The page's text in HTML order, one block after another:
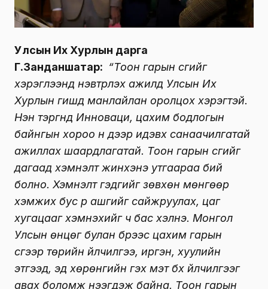
Улсын Их Хурлын дарга
Г.Занданшатар: “Тоон гарын үсгийг
хэрэглээнд нэвтрүүлэх ажилд Улсын Их
Хурлын гишүүд манлайлан оролцох хэрэгтэй.
Нэн тэргүүнд Инноваци, цахим бодлогын
байнгын хороо үүн дээр идэвх санаачилгатай
ажиллах шаардлагатай. Тоон гарын үсгийг
дагаад хэмнэлт жинхэнэ утгаараа бий
болно. Хэмнэлт гэдгийг зөвхөн мөнгөөр
хэмжих бус үр ашгийг сайжруулах, цаг
хугацааг хэмнэхийг ч бас хэлнэ. Монгол
Улсын өнцөг булан бүрээс цахим гарын
үсгээр төрийн үйлчилгээ, иргэн, хуулийн
этгээд, эд хөрөнгийн гэх мэт бүх үйлчилгээг
авах боломж нээгдэж байна. Тоон гарын